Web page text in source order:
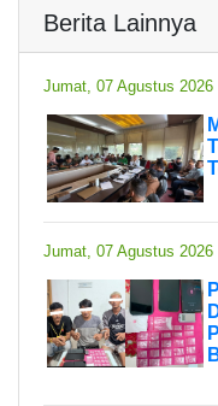
Berita Lainnya
Jumat, 07 Agustus 2026
Jumat, 07 Agustus 2026